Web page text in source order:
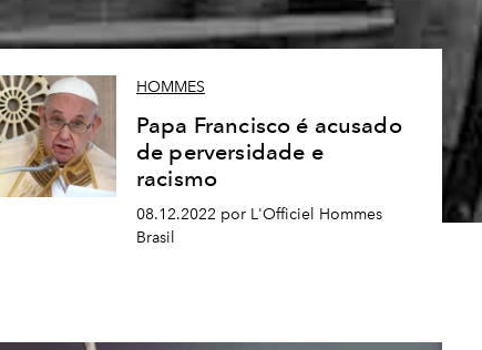
HOMMES
Papa Francisco é acusado
de perversidade e
racismo
08.12.2022 por L'Officiel Hommes
Brasil